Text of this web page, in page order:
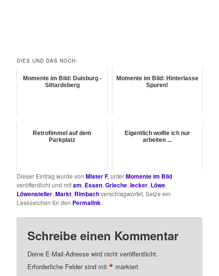
DIES UND DAS NOCH:
Momente im Bild: Duisburg -
Sittardsberg
Momente im Bild: Hinterlasse
Spuren!
Retrofimmel auf dem
Parkplatz
Eigentlich wollte ich nur
arbeiten ...
Dieser Eintrag wurde vonMister F.unterMomente im Bild
veröffentlicht und mitam, Essen,Grieche,lecker, Löwe,
Löwensteller,Markt, Rimbachverschlagwortet. Setze ein
Lesezeichen für den Permalink.
Schreibe einen Kommentar
Deine E-Mail-Adresse wird nicht veröffentlicht.
Erforderliche Felder sind mit* markiert